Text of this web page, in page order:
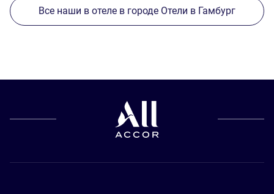
Все наши в отеле в городе Отели в Гамбург